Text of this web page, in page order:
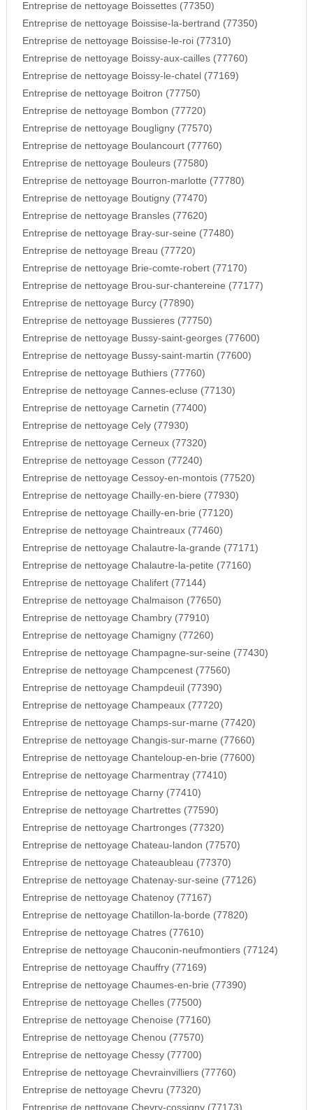
Entreprise de nettoyage Boissettes (77350)
Entreprise de nettoyage Boissise-la-bertrand (77350)
Entreprise de nettoyage Boissise-le-roi (77310)
Entreprise de nettoyage Boissy-aux-cailles (77760)
Entreprise de nettoyage Boissy-le-chatel (77169)
Entreprise de nettoyage Boitron (77750)
Entreprise de nettoyage Bombon (77720)
Entreprise de nettoyage Bougligny (77570)
Entreprise de nettoyage Boulancourt (77760)
Entreprise de nettoyage Bouleurs (77580)
Entreprise de nettoyage Bourron-marlotte (77780)
Entreprise de nettoyage Boutigny (77470)
Entreprise de nettoyage Bransles (77620)
Entreprise de nettoyage Bray-sur-seine (77480)
Entreprise de nettoyage Breau (77720)
Entreprise de nettoyage Brie-comte-robert (77170)
Entreprise de nettoyage Brou-sur-chantereine (77177)
Entreprise de nettoyage Burcy (77890)
Entreprise de nettoyage Bussieres (77750)
Entreprise de nettoyage Bussy-saint-georges (77600)
Entreprise de nettoyage Bussy-saint-martin (77600)
Entreprise de nettoyage Buthiers (77760)
Entreprise de nettoyage Cannes-ecluse (77130)
Entreprise de nettoyage Carnetin (77400)
Entreprise de nettoyage Cely (77930)
Entreprise de nettoyage Cerneux (77320)
Entreprise de nettoyage Cesson (77240)
Entreprise de nettoyage Cessoy-en-montois (77520)
Entreprise de nettoyage Chailly-en-biere (77930)
Entreprise de nettoyage Chailly-en-brie (77120)
Entreprise de nettoyage Chaintreaux (77460)
Entreprise de nettoyage Chalautre-la-grande (77171)
Entreprise de nettoyage Chalautre-la-petite (77160)
Entreprise de nettoyage Chalifert (77144)
Entreprise de nettoyage Chalmaison (77650)
Entreprise de nettoyage Chambry (77910)
Entreprise de nettoyage Chamigny (77260)
Entreprise de nettoyage Champagne-sur-seine (77430)
Entreprise de nettoyage Champcenest (77560)
Entreprise de nettoyage Champdeuil (77390)
Entreprise de nettoyage Champeaux (77720)
Entreprise de nettoyage Champs-sur-marne (77420)
Entreprise de nettoyage Changis-sur-marne (77660)
Entreprise de nettoyage Chanteloup-en-brie (77600)
Entreprise de nettoyage Charmentray (77410)
Entreprise de nettoyage Charny (77410)
Entreprise de nettoyage Chartrettes (77590)
Entreprise de nettoyage Chartronges (77320)
Entreprise de nettoyage Chateau-landon (77570)
Entreprise de nettoyage Chateaubleau (77370)
Entreprise de nettoyage Chatenay-sur-seine (77126)
Entreprise de nettoyage Chatenoy (77167)
Entreprise de nettoyage Chatillon-la-borde (77820)
Entreprise de nettoyage Chatres (77610)
Entreprise de nettoyage Chauconin-neufmontiers (77124)
Entreprise de nettoyage Chauffry (77169)
Entreprise de nettoyage Chaumes-en-brie (77390)
Entreprise de nettoyage Chelles (77500)
Entreprise de nettoyage Chenoise (77160)
Entreprise de nettoyage Chenou (77570)
Entreprise de nettoyage Chessy (77700)
Entreprise de nettoyage Chevrainvilliers (77760)
Entreprise de nettoyage Chevru (77320)
Entreprise de nettoyage Chevry-cossigny (77173)